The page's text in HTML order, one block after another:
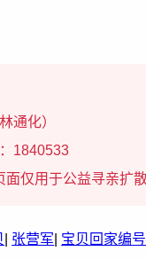
通化）
1840533
仅用于公益寻亲扩
张营军 宝贝回家编